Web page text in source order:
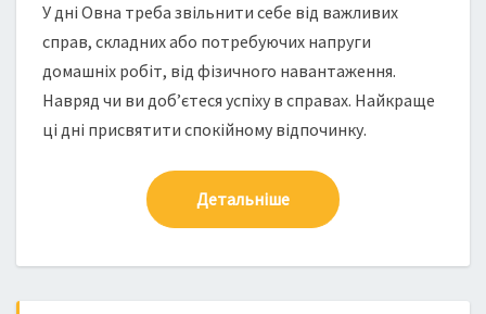
У дні Овна треба звільнити себе від важливих
справ, складних або потребуючих напруги
домашніх робіт, від фізичного навантаження.
Навряд чи ви доб’єтеся успіху в справах. Найкраще
ці дні присвятити спокійному відпочинку.
Детальніше